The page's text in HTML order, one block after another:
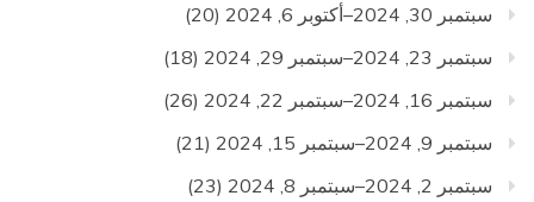
سبتمبر 30, 2024–أكتوبر 6, 2024
(20)
سبتمبر 23, 2024–سبتمبر 29, 2024
(18)
سبتمبر 16, 2024–سبتمبر 22, 2024
(26)
سبتمبر 9, 2024–سبتمبر 15, 2024
(21)
سبتمبر 2, 2024–سبتمبر 8, 2024
(23)